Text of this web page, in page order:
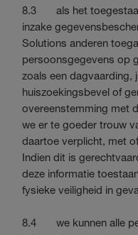
8.3 als het
inzake
Solutions anderen
persoonsgegevens op
zoals een dagvaarding,
huiszoekingsbevel of
overeenstemming met
we er te goeder trouw
daartoe verplicht, met
Indien dit is
deze informatie
fysieke veiligheid in
8.4 we kunnen alle